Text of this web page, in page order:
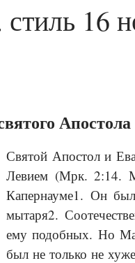
16
Святой Апостол и
Левием (Мрк. 2:14.
Капернауме1. Он
мытаря2.
ему подобных. Но
был не только не